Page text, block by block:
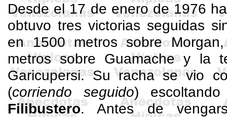
Desde el 17 de enero de 1976
obtuvo tres victorias seguidas
en 1500 metros sobre
metros sobre Guamachey la
Garicupersi. Su racha se vio
(corriendo seguido)
Filibustero. Antes de